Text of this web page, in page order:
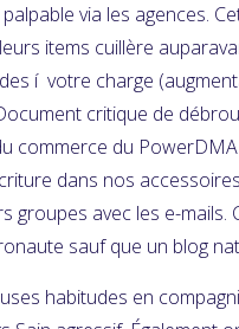
via les agences.
items cuillère
í votre charge
critique de
commerce du
dans nos
groupes avec les e-mails.
sauf que un blog
habitudes en